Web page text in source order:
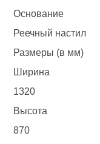
Основание
Реечный настил
Размеры (в мм)
Ширина
1320
Высота
870